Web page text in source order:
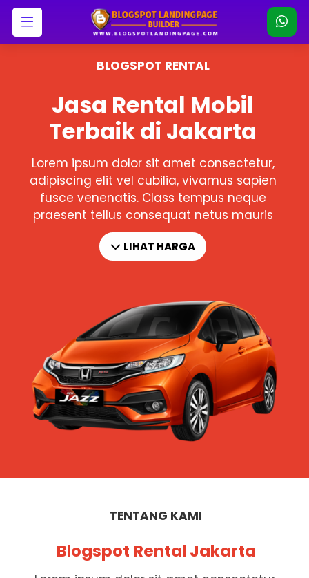
BLOGSPOT RENTAL
Jasa Rental Mobil
Terbaik di Jakarta
Lorem ipsum dolor sit amet consectetur,
adipiscing elit vel cubilia, vivamus sapien
fusce venenatis. Class tempus neque
praesent tellus consequat netus mauris
LIHAT HARGA
TENTANG KAMI
Blogspot Rental Jakarta